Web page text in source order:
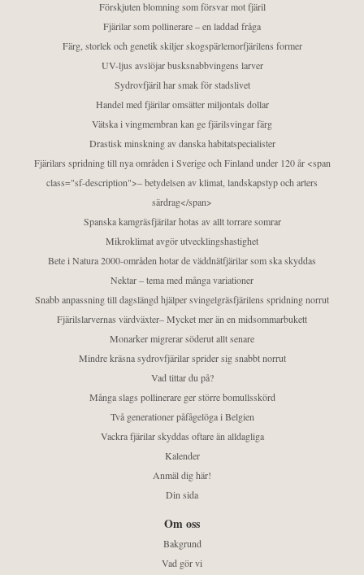
Förskjuten blomning som försvar mot fjäril
Fjärilar som pollinerare – en laddad fråga
Färg, storlek och genetik skiljer skogspärlemorfjärilens former
UV-ljus avslöjar busksnabbvingens larver
Sydrovfjäril har smak för stadslivet
Handel med fjärilar omsätter miljontals dollar
Vätska i vingmembran kan ge fjärilsvingar färg
Drastisk minskning av danska habitatspecialister
Fjärilars spridning till nya områden i Sverige och Finland under 120 år <span
class="sf-description">– betydelsen av klimat, landskapstyp och arters
särdrag</span>
Spanska kamgräsfjärilar hotas av allt torrare somrar
Mikroklimat avgör utvecklingshastighet
Bete i Natura 2000-områden hotar de väddnätfjärilar som ska skyddas
Nektar – tema med många variationer
Snabb anpassning till dagslängd hjälper svingelgräsfjärilens spridning norrut
Fjärilslarvernas värdväxter– Mycket mer än en midsommarbukett
Monarker migrerar söderut allt senare
Mindre kräsna sydrovfjärilar sprider sig snabbt norrut
Vad tittar du på?
Många slags pollinerare ger större bomullsskörd
Två generationer påfågelöga i Belgien
Vackra fjärilar skyddas oftare än alldagliga
Kalender
Anmäl dig här!
Din sida
Om oss
Bakgrund
Vad gör vi